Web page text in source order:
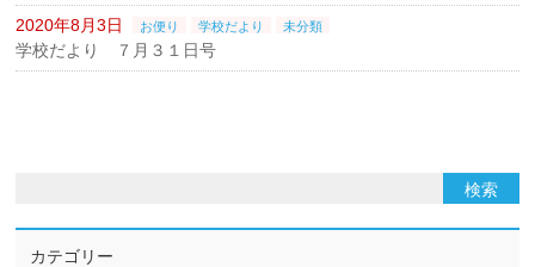
2020年8月3日 お便り 学校だより 未分類
学校だより ７月３１日号
カテゴリー